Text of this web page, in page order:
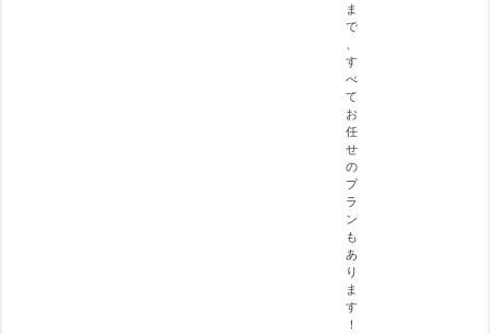
ま
で
、
す
べ
て
お
任
せ
の
プ
ラ
ン
も
あ
り
ま
す
！